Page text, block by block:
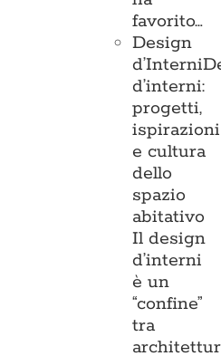
favorito…
Design
d’Interni
d’interni:
progetti,
ispirazioni
e cultura
dello
spazio
abitativo
Il design
d’interni
è un
“confine”
tra